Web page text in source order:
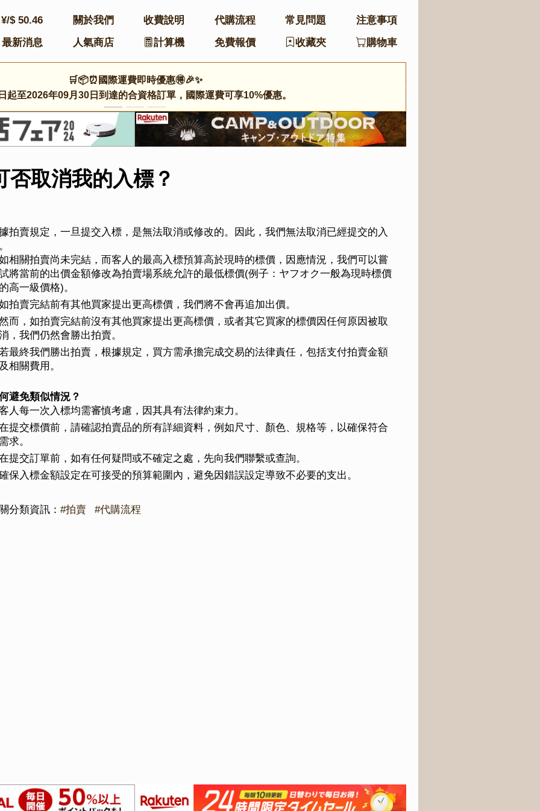
¥/$50.46 關於我們 收費說明 代購流程 常見問題
注意事項
最新消息
人氣商店 計算機 免費報價 收藏夾 購物車
🛒📦⏰國際運費即時優惠🉐🎉✨
起至2026年09月30日到達的合資格訂單，國際運費可享10%優惠。
否取消我的入標？
拍賣規定，一旦提交入標，是無法取消或修改的。因此，我們無法取消已經提交的入
相關拍賣尚未完結，而客人的最高入標預算高於現時的標價，因應情況，我們可以嘗
將當前的出價金額修改為拍賣場系統允許的最低標價(例子：ヤフオク一般為現時標價
高一級價格)。
拍賣完結前有其他買家提出更高標價，我們將不會再追加出價。
而，如拍賣完結前沒有其他買家提出更高標價，或者其它買家的標價因任何原因被取
，我們仍然會勝出拍賣。
最終我們勝出拍賣，根據規定，買方需承擔完成交易的法律責任，包括支付拍賣金額
相關費用。
避免類似情況？
人每一次入標均需審慎考慮，因其具有法律約束力。
提交標價前，請確認拍賣品的所有詳細資料，例如尺寸、顏色、規格等，以確保符合
求。
提交訂單前，如有任何疑問或不確定之處，先向我們聯繫或查詢。
保入標金額設定在可接受的預算範圍內，避免因錯誤設定導致不必要的支出。
分類資訊： #拍賣 #代購流程